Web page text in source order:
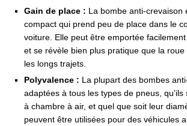
Gain de place : La bombe anti-crevaison
compact qui prend peu de place dans le
voiture. Elle peut être emportée
et se révèle bien plus pratique que la
les longs trajets.
Polyvalence : La plupart des bombes
adaptées à tous les types de pneus, qu’ils
à chambre à air, et quel que soit leur
peuvent être utilisées pour des véhicules